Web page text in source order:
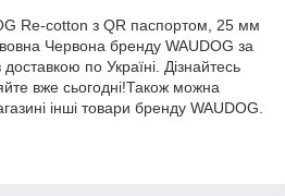
Re-cotton з QR паспортом, 25 мм
Червона бренду WAUDOG за
по Україні. Дізнайтесь
вже сьогодні!Також можна
інші товари бренду WAUDOG.